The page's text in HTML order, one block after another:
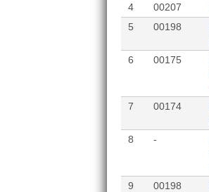
4
00207
5
00198
6
00175
7
00174
8
-
9
00198